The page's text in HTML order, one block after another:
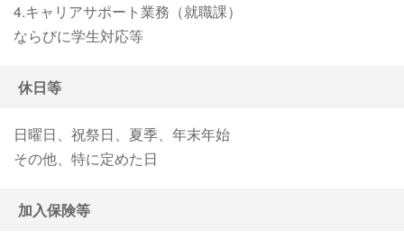
4.キャリアサポート業務（就職課）
ならびに学生対応等
休日等
日曜日、祝祭日、夏季、年末年始
その他、特に定めた日
加入保険等